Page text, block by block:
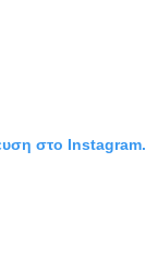
στο Instagram.